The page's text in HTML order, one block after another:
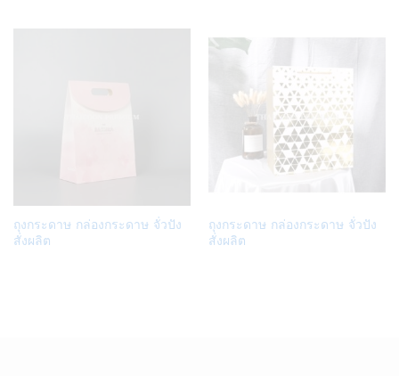
Add
ถุงกระดาษ กล่องกระดาษ จั่วปัง
สั่งผลิต
Add
ถุงกระดาษ กล่องกระดาษ จั่วปัง
สั่งผลิต